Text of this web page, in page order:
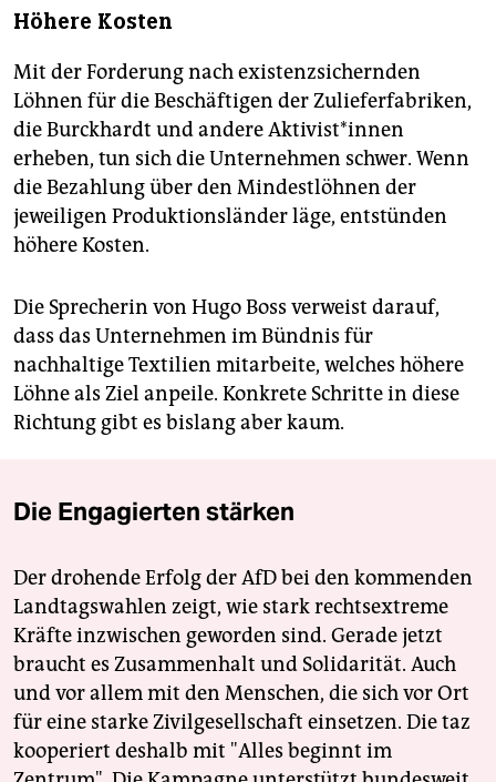
Höhere Kosten
Mit der Forderung nach existenzsichernden
Löhnen für die Beschäftigen der Zulieferfabriken,
die Burckhardt und andere Aktivist*innen
erheben, tun sich die Unternehmen schwer. Wenn
die Bezahlung über den Mindestlöhnen der
jeweiligen Produktionsländer läge, entstünden
höhere Kosten.
Die Sprecherin von Hugo Boss verweist darauf,
dass das Unternehmen im Bündnis für
nachhaltige Textilien mitarbeite, welches höhere
Löhne als Ziel anpeile. Konkrete Schritte in diese
Richtung gibt es bislang aber kaum.
Die Engagierten stärken
Der drohende Erfolg der AfD bei den kommenden
Landtagswahlen zeigt, wie stark rechtsextreme
Kräfte inzwischen geworden sind. Gerade jetzt
braucht es Zusammenhalt und Solidarität. Auch
und vor allem mit den Menschen, die sich vor Ort
für eine starke Zivilgesellschaft einsetzen. Die taz
kooperiert deshalb mit "Alles beginnt im